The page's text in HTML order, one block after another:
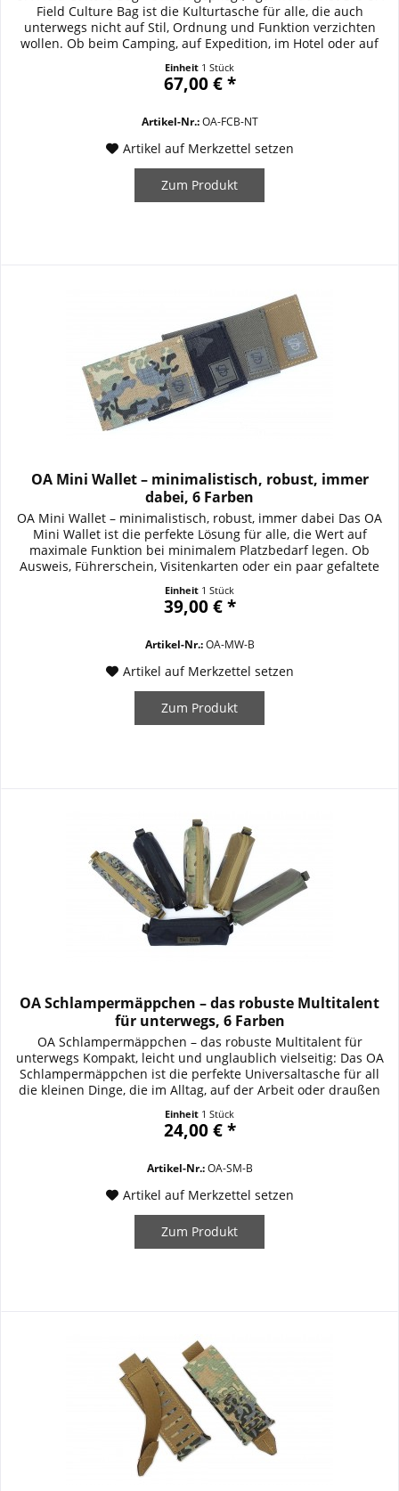
Field Culture Bag ist die Kulturtasche für alle, die auch
unterwegs nicht auf Stil, Ordnung und Funktion verzichten
wollen. Ob beim Camping, auf Expedition, im Hotel oder auf
Outdoor-Tauglichkeit mit eleganter Organisation. Wie eine
hochwertige...
Einheit 1 Stück
67,00 € *
Artikel-Nr.:OA-FCB-NT
Artikel auf Merkzettel setzen
Zum Produkt
OA Mini Wallet – minimalistisch, robust, immer
dabei, 6 Farben
OA Mini Wallet – minimalistisch, robust, immer dabei Das OA
Mini Wallet ist die perfekte Lösung für alle, die Wert auf
maximale Funktion bei minimalem Platzbedarf legen. Ob
Ausweis, Führerschein, Visitenkarten oder ein paar gefaltete
Wesentliche sicher und übersichtlich. Gefertigt aus
hochwertigem Cordura 500D...
Einheit 1 Stück
39,00 € *
Artikel-Nr.:OA-MW-B
Artikel auf Merkzettel setzen
Zum Produkt
OA Schlampermäppchen – das robuste Multitalent
für unterwegs, 6 Farben
OA Schlampermäppchen – das robuste Multitalent für
unterwegs Kompakt, leicht und unglaublich vielseitig: Das OA
Schlampermäppchen ist die perfekte Universaltasche für all
die kleinen Dinge, die im Alltag, auf der Arbeit oder draußen
Schreibutensilien, Werkzeug, Munition oder sonstiger
Kleinkram – hier findet alles seinen...
Einheit 1 Stück
24,00 € *
Artikel-Nr.:OA-SM-B
Artikel auf Merkzettel setzen
Zum Produkt